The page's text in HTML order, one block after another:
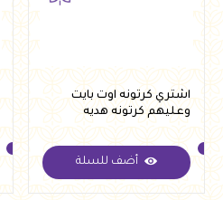
اشتري كرتونه اوت بايت
وعليهم كرتونه هديه
أضف للسلة